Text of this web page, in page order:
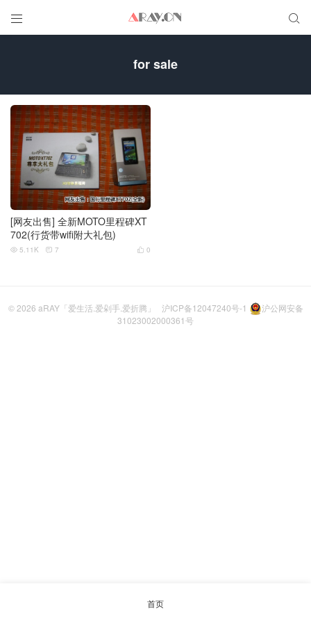
 
for sale
[网友出售] 全新MOTO里程碑XT
702(行货带wifi附大礼包)
 0
 5.11K  7
© 2026 aRAY「爱生活.爱剁手.爱折腾」 沪ICP备12047240号-1
沪公网安备
31023002000361号
首页